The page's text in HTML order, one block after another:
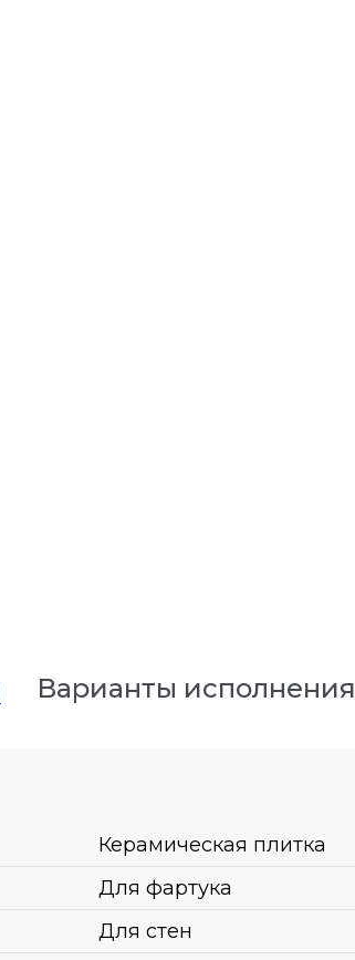
Варианты исполнения
Керамическая плитка
Для фартука
Для стен